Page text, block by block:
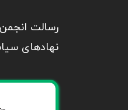
رسالت
نهادهای